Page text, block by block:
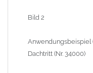
Bild 2
Anwendungsbeispiel
Dachtritt (Nr. 34000)